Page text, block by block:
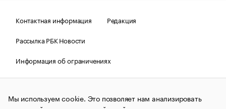
Контактная информация
Редакция
Рассылка РБК Новости
Информация об ограничениях
Правовая информация
О соблюдении авторских прав
© АО «РОСБИЗНЕСКОНСАЛТИНГ»,1995–2026.Сообщения
Мы используем cookie. Это позволяет нам анализировать